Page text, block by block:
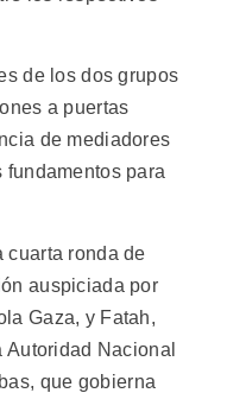
de los dos grupos
a puertas
de mediadores
para
cuarta ronda de
auspiciada por
Gaza, y Fatah,
Nacional
que gobierna